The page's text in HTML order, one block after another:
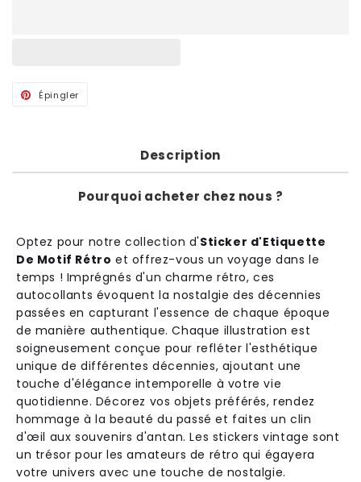
Épingler
Description
Pourquoi acheter chez nous ?
Optez pour notre collection d'Sticker d'Etiquette
De Motif Rétro et offrez-vous un voyage dans le
temps ! Imprégnés d'un charme rétro, ces
autocollants évoquent la nostalgie des décennies
passées en capturant l'essence de chaque époque
de manière authentique. Chaque illustration est
soigneusement conçue pour refléter l'esthétique
unique de différentes décennies, ajoutant une
touche d'élégance intemporelle à votre vie
quotidienne. Décorez vos objets préférés, rendez
hommage à la beauté du passé et faites un clin
d'œil aux souvenirs d'antan. Les stickers vintage sont
un trésor pour les amateurs de rétro qui égayera
votre univers avec une touche de nostalgie.